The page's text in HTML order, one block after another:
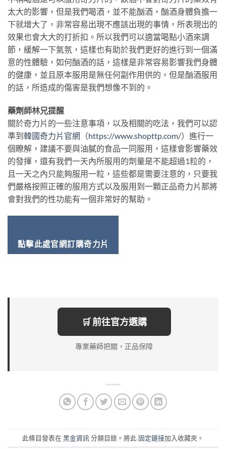
太大的影響，但是我們喝酒，並不能酗酒，酗酒身體負擔一
下就增大了，非常容易出現不應該出現的事情，所表現出的
效果也會大大的打折扣。所以我們可以適當喝點小酒來調
節，緩解一下氣氛，這樣也有助於我們更好的進行到一個滿
意的性體驗，如何酗酒的話，這樣是非常容易影響我們身體
的健康，並且原本服用是無任何副作用供的，但是酗酒服用
的話，所造成的傷害是我們想像不到的。
藥劑師林兄提醒
關於奇力片的一些注意事項，以及相關的吃法，我們可以認
準到韓國奇力片官網 （https://www.shopttp.com/）進行一
個瞭解，建議不要與油膩的食品一同服用，這樣會影響藥效
的發揮，還有我們一天內所服用的劑量是不能超過1粒的，
且一天之內只能夠服用一粒，這些都是需要注意的，只要我
們嚴格按照正確的服用方式以及服用到一顆正品奇力片那將
會對我們的性功能有一個非常好的幫助。
點擊此處官網訂購奇力片
🛒 前往官方選購
專業藥師把關，正品保障
此條目發表在 黑金資訊 分類目錄。將此 固定鏈接加入收藏夾。